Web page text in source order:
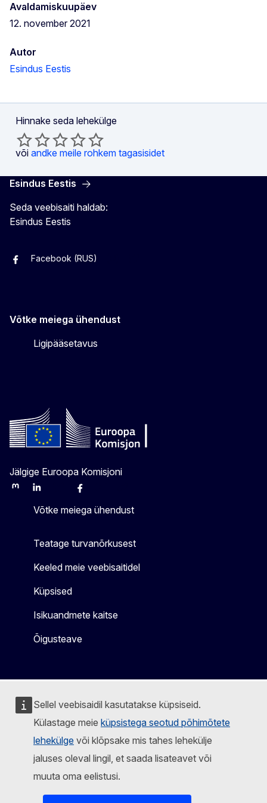
Sellel veebisaidil kasutatakse küpsiseid.
Külastage meie küpsistega seotud põhimõtete
lehekülge või klõpsake mis tahes lehekülje
jaluses oleval lingil, et saada lisateavet või
muuta oma eelistusi.
Avaldamiskuupäev
12. november 2021
Autor
Esindus Eestis
Hinnake seda lehekülge
või andke meile rohkem tagasisidet
Esindus Eestis
Seda veebisaiti haldab:
Esindus Eestis
Facebook (EST)
Facebook (RUS)
Võtke meiega ühendust
Ligipääsetavus
Jälgige Euroopa Komisjoni
MastodonLinkedInBlueskyFacebook
Võtke meiega ühendust
Teatage turvanõrkusest
Keeled meie veebisaitidel
Küpsised
Isikuandmete kaitse
Õigusteave